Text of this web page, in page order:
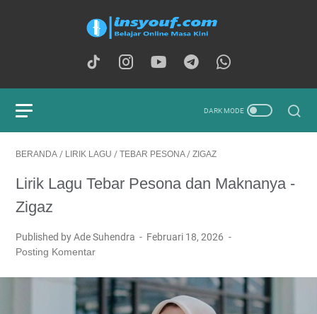
BERANDA / LIRIK LAGU / TEBAR PESONA / ZIGAZ
Lirik Lagu Tebar Pesona dan Maknanya -
Zigaz
Published by Ade Suhendra
Februari 18, 2026
Posting Komentar